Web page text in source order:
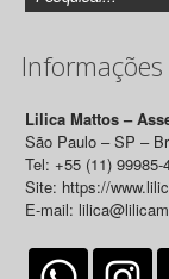
Informações
Lilica Mattos –
São Paulo – SP –
Tel: +55 (11) 99985-
Site: https://
E-mail: